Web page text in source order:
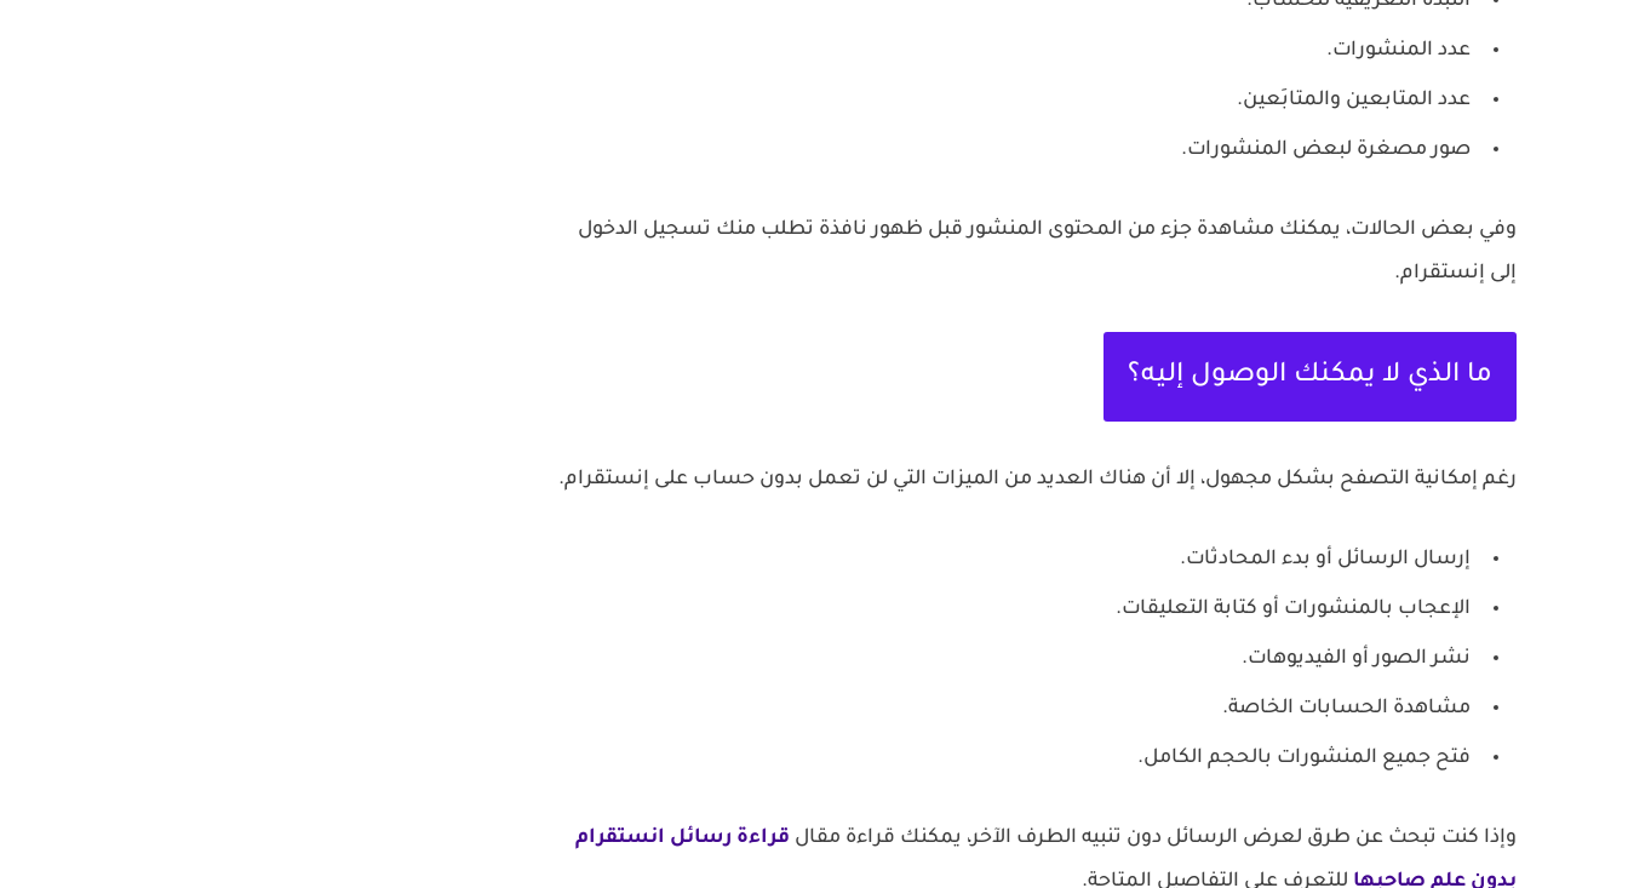
عدد المنشورات.
عدد المتابعين والمتابَعين.
صور مصغرة لبعض المنشورات.
وفي بعض الحالات، يمكنك مشاهدة جزء من المحتوى المنشور قبل ظهور نافذة تطلب منك تسجيل الدخول
إلى إنستقرام.
ما الذي لا يمكنك الوصول إليه؟
رغم إمكانية التصفح بشكل مجهول، إلا أن هناك العديد من الميزات التي لن تعمل بدون حساب على إنستقرام.
إرسال الرسائل أو بدء المحادثات.
الإعجاب بالمنشورات أو كتابة التعليقات.
نشر الصور أو الفيديوهات.
مشاهدة الحسابات الخاصة.
فتح جميع المنشورات بالحجم الكامل.
وإذا كنت تبحث عن طرق لعرض الرسائل دون تنبيه الطرف الآخر، يمكنك قراءة مقال قراءة رسائل انستقرام
بدون علم صاحبها للتعرف على التفاصيل المتاحة.